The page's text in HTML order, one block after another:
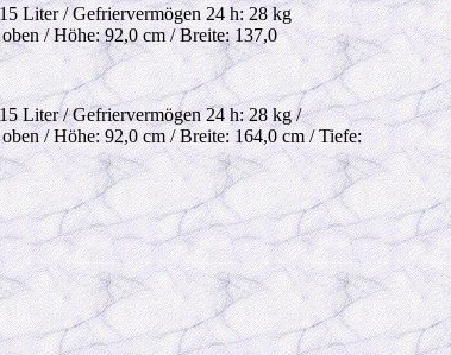
Liter / Gefriervermögen 24 h: 28 kg
/ Höhe: 92,0 cm / Breite: 137,0
Liter / Gefriervermögen 24 h: 28 kg /
/ Höhe: 92,0 cm / Breite: 164,0 cm / Tiefe: